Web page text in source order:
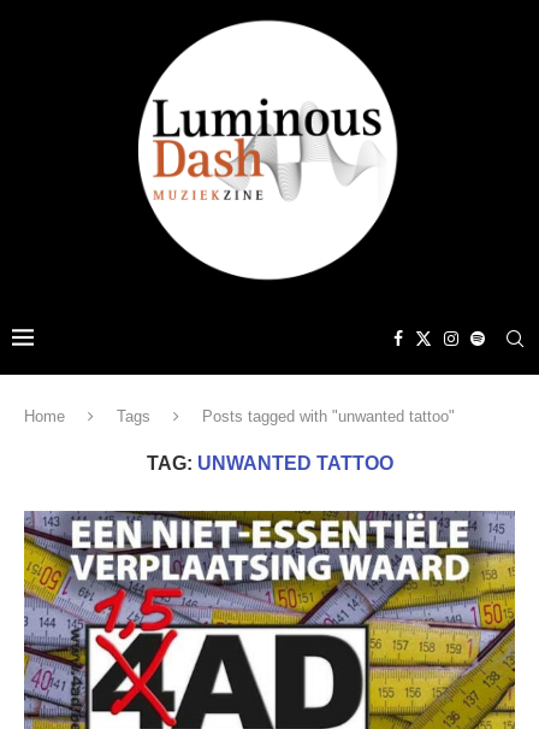
Home Tags Posts tagged with "unwanted tattoo"
TAG: UNWANTED TATTOO